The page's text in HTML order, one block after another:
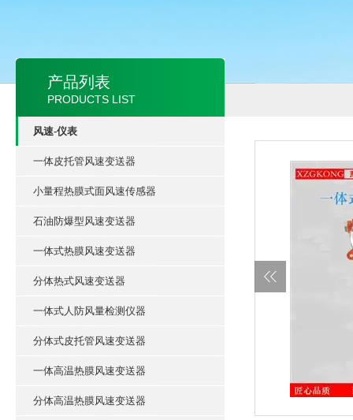
产品列表
PRODUCTS LIST
风速-仪表
一体皮托管风速变送器
小量程热膜式面风速传感器
石油防爆型风速变送器
一体式热膜风速变送器
分体热式风速变送器
一体式人防风量检测仪器
分体式皮托管风速变送器
一体高温热膜风速变送器
分体高温热膜风速变送器